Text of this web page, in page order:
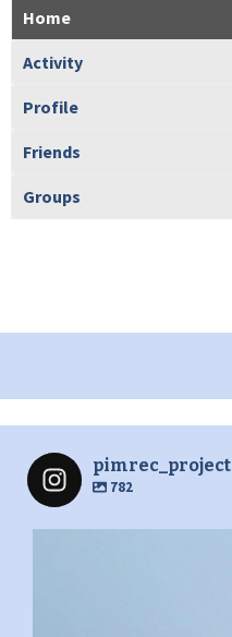
Home
Activity
Profile
Friends
Groups
pimrec_project
782